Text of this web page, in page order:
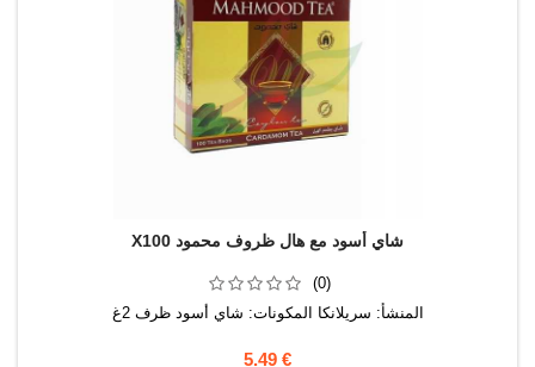
X100 شاي أسود مع هال ظروف محمود
(0)
المنشأ: سريلانكا المكونات: شاي أسود ظرف 2غ
5.49 €